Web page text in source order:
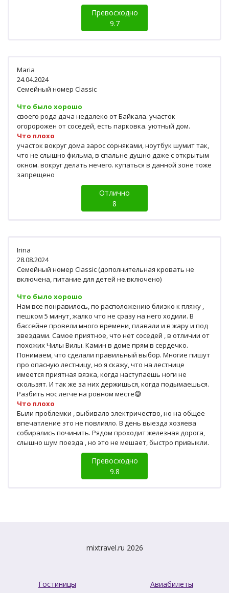
Превосходно
9.7
Maria
24.04.2024
Семейный номер Classic
Что было хорошо
своего рода дача недалеко от Байкала. участок
огоророжен от соседей, есть парковка. уютный дом.
Что плохо
участок вокруг дома зарос сорняками, ноутбук шумит так,
что не слышно фильма, в спальне душно даже с открытым
окном. вокруг делать нечего. купаться в данной зоне тоже
запрещено
Отлично
8
Irina
28.08.2024
Семейный номер Classic (дополнительная кровать не
включена, питание для детей не включено)
Что было хорошо
Нам все понравилось, по расположению близко к пляжу ,
пешком 5 минут, жалко что не сразу на него ходили. В
бассейне провели много времени, плавали и в жару и под
звездами. Самое приятное, что нет соседей , в отличии от
похожих Чилы Вилы. Камин в доме прям в сердечко.
Понимаем, что сделали правильный выбор. Многие пишут
про опасную лестницу, но я скажу, что на лестнице
имеется приятная вязка, когда наступаешь ноги не
скользят. И так же за них держишься, когда подымаешься.
Разбить нос легче на ровном месте😅
Что плохо
Были проблемки , выбивало электричество, но на общее
впечатление это не повлияло. В день выезда хозяева
собирались починить. Рядом проходит железная дорога,
слышно шум поезда , но это не мешает, быстро привыкли.
Превосходно
9.8
mixtravel.ru 2026
Гостиницы Авиабилеты